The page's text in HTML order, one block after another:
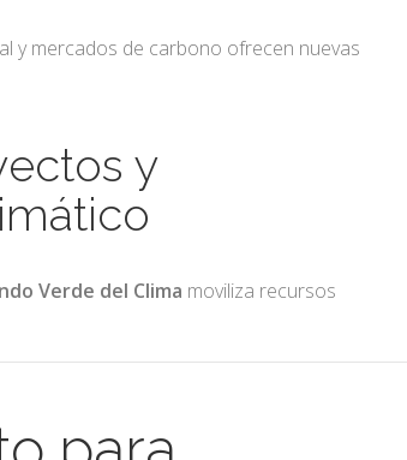
y mercados de carbono ofrecen nuevas
y
Verde del Clima moviliza recursos